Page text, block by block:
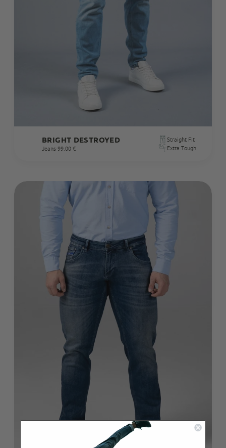
BRIGHT DESTROYED
Jeans·99.00 €
Straight Fit
Extra Tough
4,9Rating 933Bewertungen